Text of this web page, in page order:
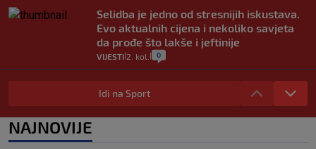
Selidba je jedno od stresnijih iskustava.
Evo aktualnih cijena i nekoliko savjeta
da prođe što lakše i jeftinije
VIJESTI 2. kol. 0
Izračunali smo koliko košta putovanje
automobilom na Hvar iz Zagreba, a
14
Idi na Sport
NAJNOVIJE